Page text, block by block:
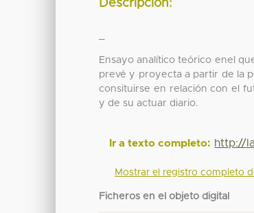
Descripción:
Ensayo analítico teórico enel
prevé y proyecta a partir de la
consituirse en relación con el
y de su actuar diario.
Ir a texto completo: http://
Mostrar el registro completo
Ficheros en el objeto digital